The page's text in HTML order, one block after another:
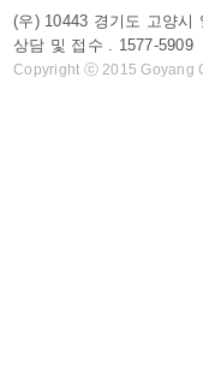
(우) 10443 경기도 고양시
상담 및 접수 . 1577-
Copyright ⓒ 2015 Goyang